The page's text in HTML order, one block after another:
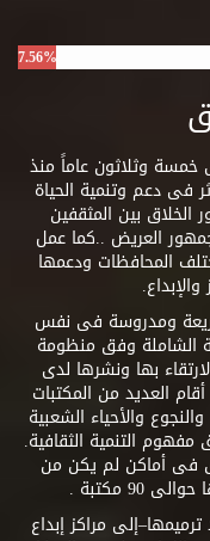
7.56%
خمسة وثلاثون عاماً منذ
ومؤثر فى دعم وتنمية الحياة
الخلاق بين المثقفين
العريض ..كما عمل
المحافظات ودعمها
ومدروسة فى نفس
الشاملة وفق منظومة
بها ونشرها لدى
العديد من المكتبات
والأحياء الشعبية
التنمية الثقافية.
فى أماكن لم يكن من
90 مكتبة .
مراكز إبداع